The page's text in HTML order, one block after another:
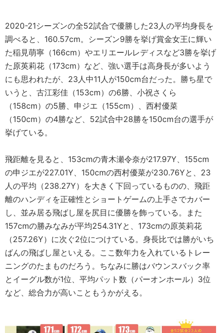
2020-21シーズンの全52試合で優勝した23人の平均身長を
調べると、160.57cm。シーズン9勝を挙げ賞金女王に輝い
た稲見萌寧（166cm）やエリエールレディスなど3勝を挙げ
た原英莉花（173cm）など、強い選手は高身長が多いよう
にも思われたが、23人中11人が150cm台だった。勝ち星で
いうと、古江彩佳（153cm）の6勝、小祝さくら
（158cm）の5勝、申ジエ（155cm）、西村優菜
（150cm）の4勝など、52試合中28勝を150cm台の選手が
挙げている。
飛距離を見ると、153cmの青木瀬令奈が217.97Y、155cm
の申ジエが227.01Y、150cmの西村優菜が230.76Yと、23
人の平均（238.27Y）を大きく下回っているものの、飛距
離のハンディを正確性とショートゲームの上手さでカバー
し、並み居る飛ばし屋を尻目に優勝を飾っている。また
157cmの勝みなみが平均254.31Yと、173cmの原英莉花
（257.26Y）に次ぐ2位につけている。身長比では勝がいち
ばんの飛ばし屋といえる。ここ数年力を入れているトレー
ニングのたまものだろう。ちなみに勝はバウンスバック率
とイーグル数が1位、平均パット数（パーオンホール）3位
など、総合力が高いこともうかがえる。